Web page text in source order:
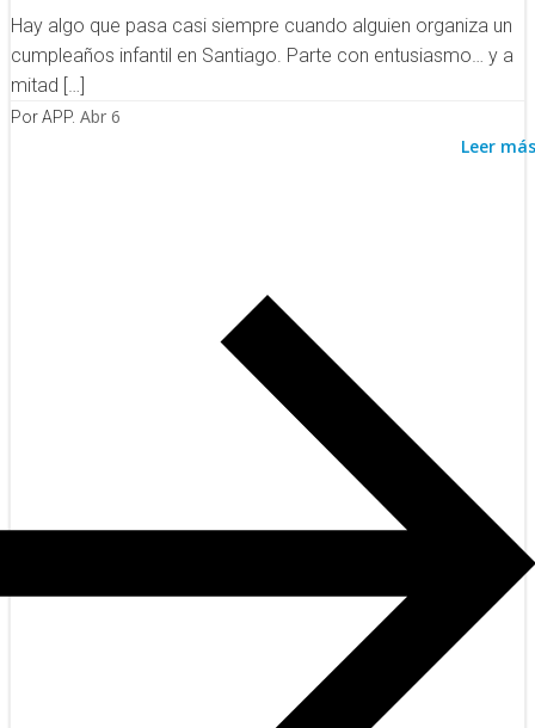
Hay algo que pasa casi siempre cuando alguien organiza un
cumpleaños infantil en Santiago. Parte con entusiasmo… y a
mitad […]
Por APP. Abr 6
Leer más